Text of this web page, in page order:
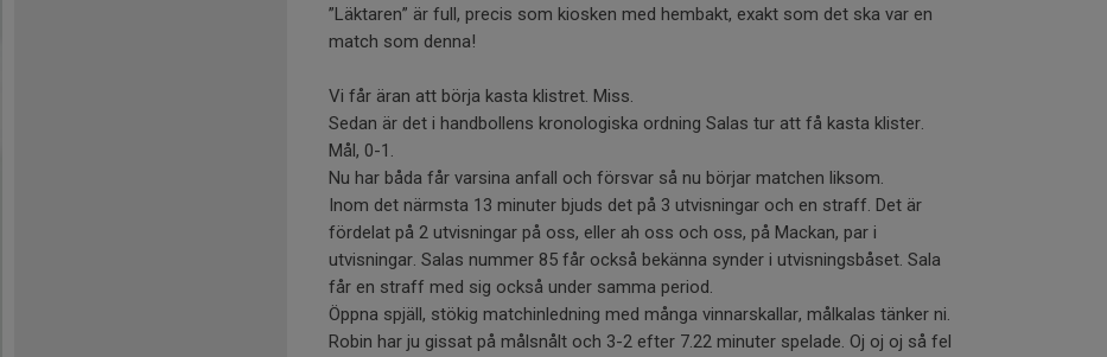
”Läktaren” är full, precis som kiosken med hembakt, exakt som det ska var en
match som denna!
Vi får äran att börja kasta klistret. Miss.
Sedan är det i handbollens kronologiska ordning Salas tur att få kasta klister.
Mål, 0-1.
Nu har båda får varsina anfall och försvar så nu börjar matchen liksom.
Inom det närmsta 13 minuter bjuds det på 3 utvisningar och en straff. Det är
fördelat på 2 utvisningar på oss, eller ah oss och oss, på Mackan, par i
utvisningar. Salas nummer 85 får också bekänna synder i utvisningsbåset. Sala
får en straff med sig också under samma period.
Öppna spjäll, stökig matchinledning med många vinnarskallar, målkalas tänker ni.
Robin har ju gissat på målsnålt och 3-2 efter 7.22 minuter spelade. Oj oj oj så fel